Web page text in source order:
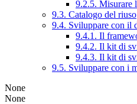
9.2.5. Misurare
9.3. Catalogo del riuso
9.4. Sviluppare con il
9.4.1. Il
9.4.2. Il kit di
9.4.3. Il kit di
9.5. Sviluppare con i
None
None